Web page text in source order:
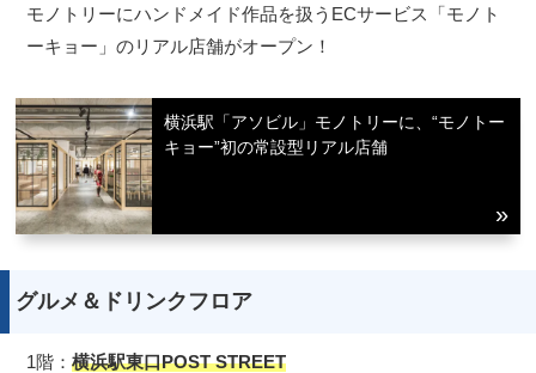
モノトリーにハンドメイド作品を扱うECサービス「モノト
ーキョー」のリアル店舗がオープン！
横浜駅「アソビル」モノトリーに、“モノトー
キョー”初の常設型リアル店舗
グルメ＆ドリンクフロア
1階：横浜駅東口POST STREET